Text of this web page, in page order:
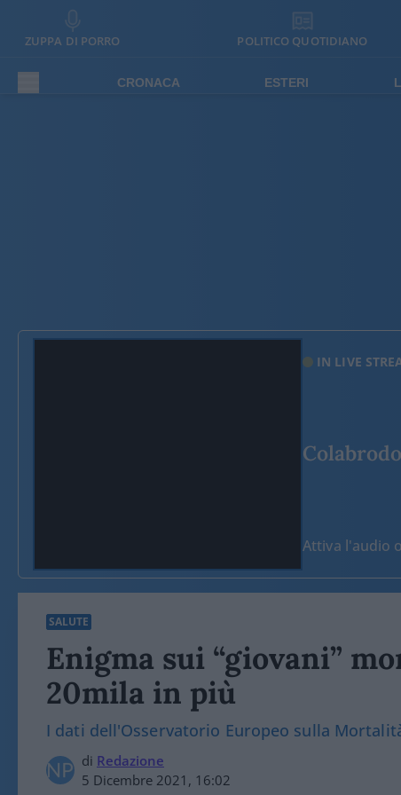
ZUPPA DI PORRO POLITICO QUOTIDIANO
CRONACA ESTERI
IN LIVE
Attiva l'audio
SALUTE
Enigma sui “giovani”
20mila in più
I dati dell'Osservatorio Europeo sulla
di Redazione
5 Dicembre 2021, 16:02